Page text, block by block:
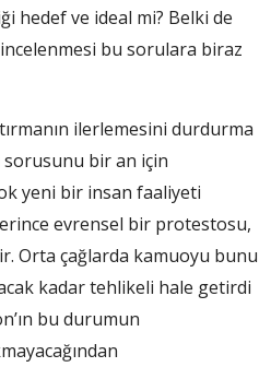
hedef ve ideal mi? Belki de
bu sorulara biraz
ilerlemesini durdurma
sorusunu bir an için
yeni bir insan faaliyeti
evrensel bir protestosu,
Orta çağlarda kamuoyu bunu
kadar tehlikeli hale getirdi
bu durumun